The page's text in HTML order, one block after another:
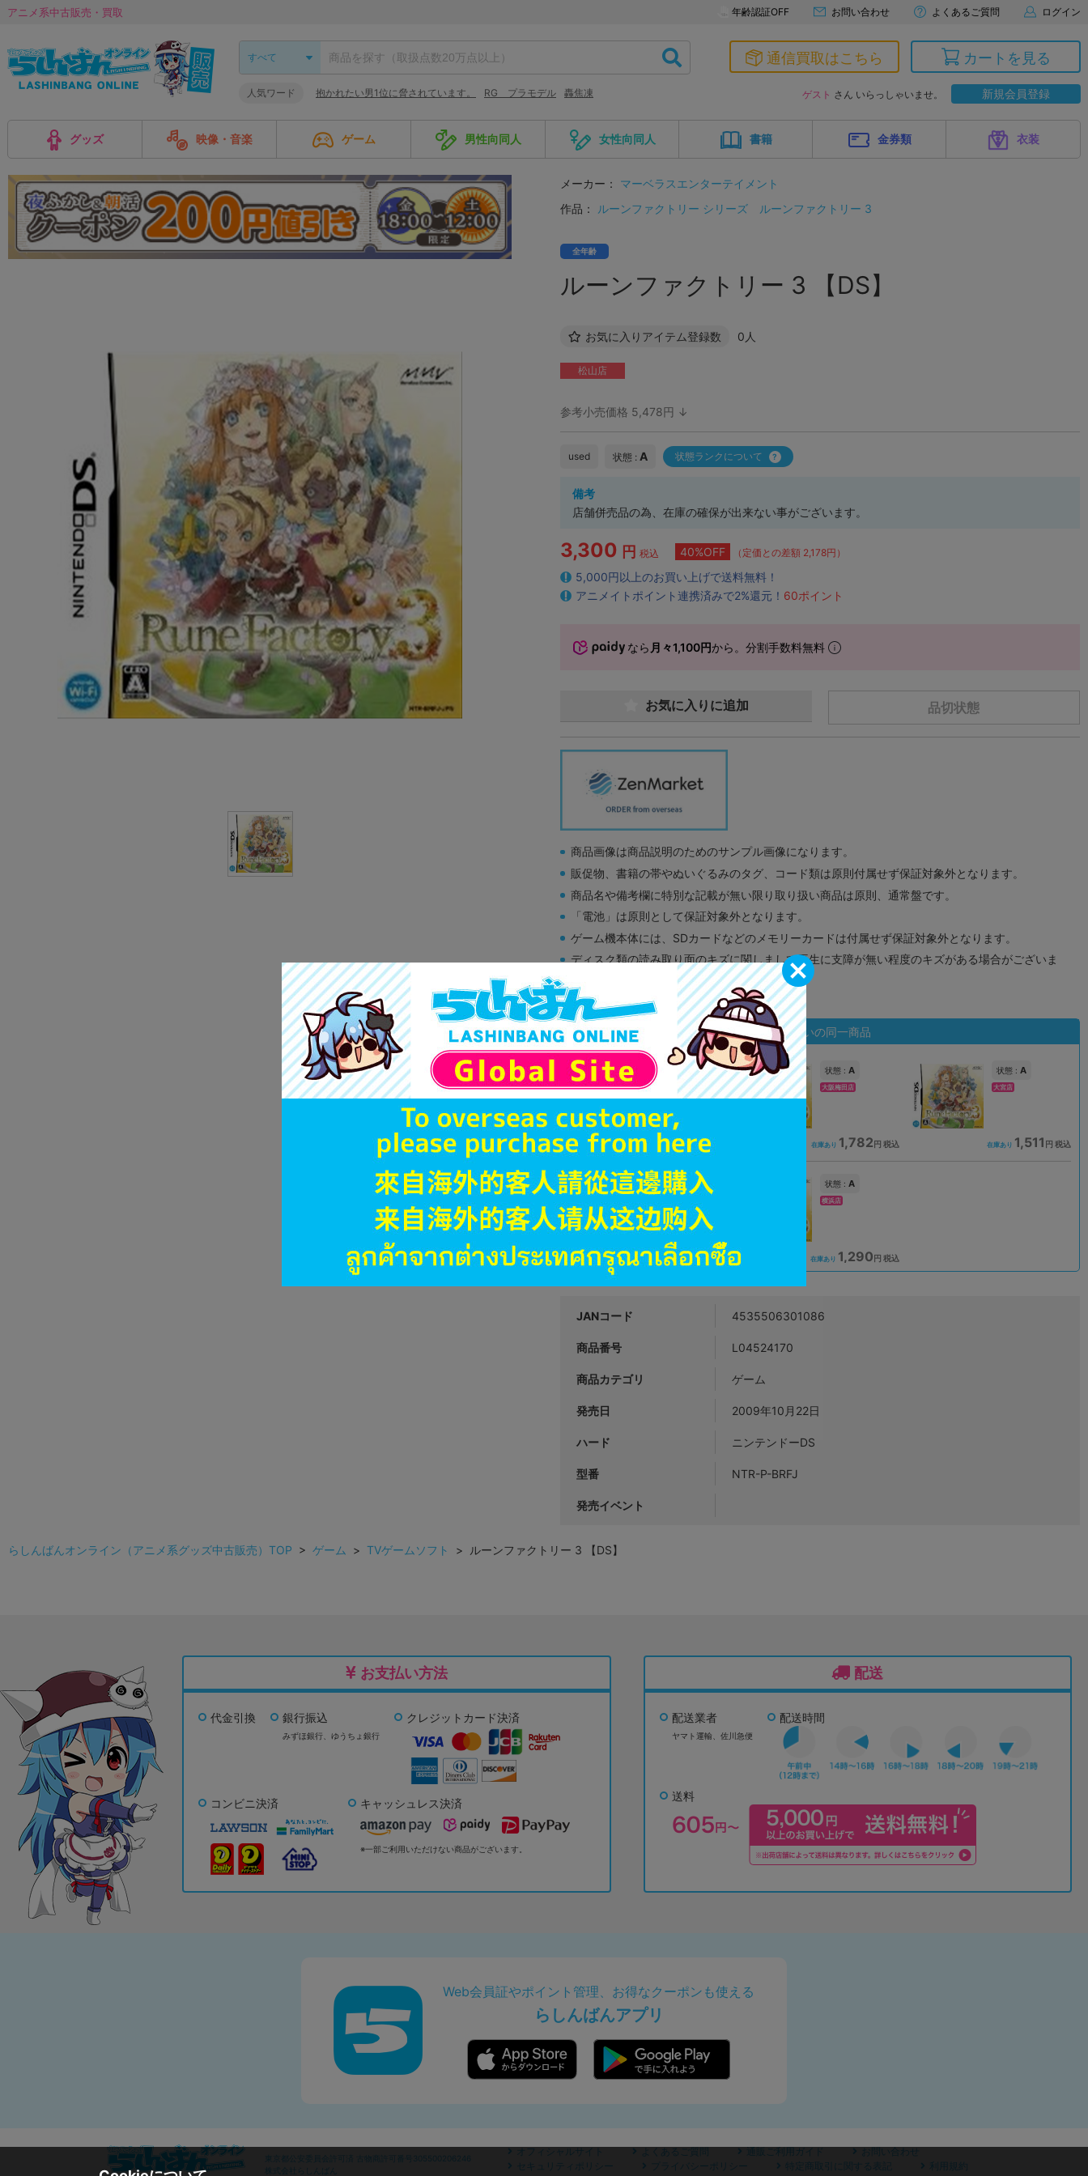
アニメ系中古販売・買取 年齢認証OFF お問い合わせ よくあるご質問 ログイン
人気ワード 抱かれたい男1位に脅されています。 RG プラモデル 轟焦凍
通信買取はこちら カートを見る
ゲスト さん いらっしゃいませ。 新規会員登録
グッズ 映像・音楽 ゲーム 男性向同人 女性向同人 書籍 金券類 衣装
メーカー：
マーベラスエンターテイメント
作品：
ルーンファクトリー シリーズ ルーンファクトリー 3
全年齢
ルーンファクトリー 3 【DS】
お気に入りアイテム登録数 0人
松山店
参考小売価格 5,478円 ↓
used 状態 : A 状態ランクについて
備考
店舗併売品の為、在庫の確保が出来ない事がございます。
3,300 円 税込 40%OFF （定価との差額 2,178円）
5,000円以上のお買い上げで送料無料！
アニメイトポイント連携済みで2%還元！ 60ポイント
なら 月々1,100円から。分割手数料無料
品切状態
お気に入りに追加
商品画像は商品説明のためのサンプル画像になります。
販促物、書籍の帯やぬいぐるみのタグ、コード類は原則付属せず保証対象外となります。
商品名や備考欄に特別な記載が無い限り取り扱い商品は原則、通常盤です。
「電池」は原則として保証対象外となります。
ゲーム機本体には、SDカードなどのメモリーカードは付属せず保証対象外となります。
ディスク類の読み取り面のキズに関しまして再生に支障が無い程度のキズがある場合がございま
※詳細につきましてはコチラ
状態違いの同一商品
状態 : A
オンライン
在庫あり 1,090円 税込
状態 : A
大阪梅田店
在庫あり 1,782 円 税込
状態 : A
大宮店
在庫あり 1,511 円 税込
状態 :B
在庫あり 1,290円 税込
状態 : A
横浜店
在庫あり 1,290円 税込
JANコード 4535506301086
商品番号 L04524170
商品カテゴリ ゲーム
発売日 2009年10月22日
ハード ニンテンドーDS
型番 NTR-P-BRFJ
発売イベント
らしんばんオンライン（アニメ系グッズ中古販売）TOP > ゲーム > TVゲームソフト > ルーンファクトリー 3 【DS】
お支払い方法
代金引換 銀行振込
みずほ銀行、 ゆうちょ銀行
クレジットカード決済
コンビニ決済 キャッシュレス決済
※一部ご利用いただけない商品がございます。
配送
配送業者
ヤマト運輸、佐川急便
配送時間
送料
Web会員証やポイント管理、お得なクーポンも使える
らしんばんアプリ
東京都公安委員会許可済 古物商許可番号305500206246
株式会社らしんばん
オフィシャルサイト よくあるご質問 通販ご利用ガイド
お問い合わせ
セキュリティポリシー
プライバシーポリシー 特定商取引に関する表記 利用規約